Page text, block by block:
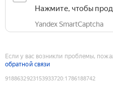
Нажмите, чтобы
Yandex SmartCaptcha
Если у вас возникли проблемы,
обратной связи
9188632923153933720:1786188742